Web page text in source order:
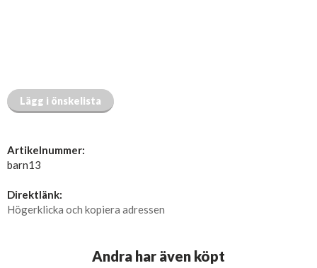
Lägg i önskelista
Artikelnummer:
barn13
Direktlänk:
Högerklicka och kopiera adressen
Andra har även köpt